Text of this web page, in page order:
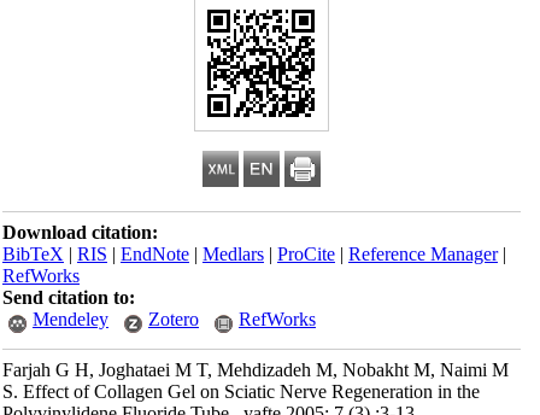
Download citation:
BibTeX|RIS|EndNote|Medlars|ProCite|Reference Manager
RefWorks
Send citation to:
Mendeley
Zotero RefWorks
Farjah G H, Joghataei M T, Mehdizadeh M, Nobakht M, Naimi M
S. Effect of Collagen Gel on Sciatic Nerve Regeneration in the